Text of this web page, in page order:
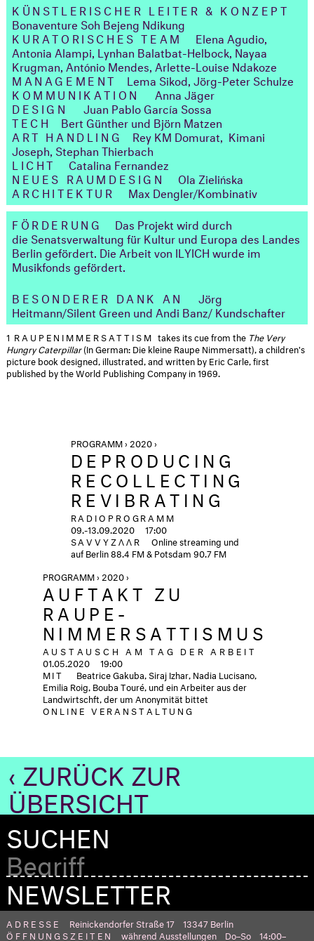
KÜNSTLERISCHER LEITER & KONZEPT
Bonaventure Soh Bejeng Ndikung
KURATORISCHES TEAM
Elena Agudio,
Antonia Alampi, Lynhan Balatbat-Helbock, Nayaa
Krugman, António Mendes, Arlette-Louise Ndakoze
MANAGEMENT
Lema Sikod, Jörg-Peter Schulze
KOMMUNIKATION
Anna Jäger
DESIGN
Juan Pablo García Sossa
TECH
Bert Günther und Björn Matzen
ART HANDLING
Rey KM Domurat, Kimani
Joseph, Stephan Thierbach
LICHT
Catalina Fernandez
NEUES RAUMDESIGN
Ola Zielińska
ARCHITEKTUR
Max Dengler/Kombinativ
FÖRDERUNG
Das Projekt wird durch
die Senatsverwaltung für Kultur und Europa des Landes
Berlin gefördert. Die Arbeit von ILYICH wurde im
Musikfonds gefördert.
BESONDERER DANK AN
Jörg
Heitmann/Silent Green und Andi Banz/ Kundschafter
1 RAUPENIMMERSATTISM takes its cue from the The Very
Hungry Caterpillar(In German: Die kleine Raupe Nimmersatt), a children's
picture book designed, illustrated, and written by Eric Carle, first
published by the World Publishing Company in 1969.
PROGRAMM › 2020 ›
DEPRODUCING
RECOLLECTING
REVIBRATING
RADIOPROGRAMM
09.-13.09.2020
17:00
SAVVYZΛΛR
Online streaming und
auf Berlin 88.4 FM & Potsdam 90.7 FM
PROGRAMM › 2020 ›
AUFTAKT ZU
RAUPE-
NIMMERSATTISMUS
AUSTAUSCH AM TAG DER ARBEIT
01.05.2020
19:00
MIT
Beatrice Gakuba, Siraj Izhar, Nadia Lucisano,
Emilia Roig, Bouba Touré, und ein Arbeiter aus der
Landwirtschft, der um Anonymität bittet
ONLINE VERANSTALTUNG
‹ ZURÜCK ZUR
ÜBERSICHT
SUCHEN
NEWSLETTER
ADRESSE Reinickendorfer Straße 17
13347 Berlin
ÖFFNUNGSZEITEN
während Ausstellungen Do–So
14:00–